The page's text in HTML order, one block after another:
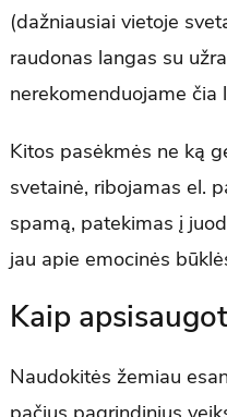
(dažniausiai vietoje
raudonas langas su
nerekomenduojame čia
Kitos pasėkmės ne ką
svetainė, ribojamas el.
spamą, patekimas į
jau apie emocinės
Kaip
Naudokitės žemiau